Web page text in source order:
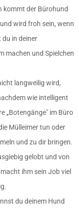
kommt der Bürohund
wird froh sein, wenn
du in deiner
machen und Spielchen
langweilig wird,
wie intelligent
„Botengänge″ im Büro
Mülleimer tun oder
und zu dir bringen.
gelobt und von
ihm sein Job viel
du deinem Hund